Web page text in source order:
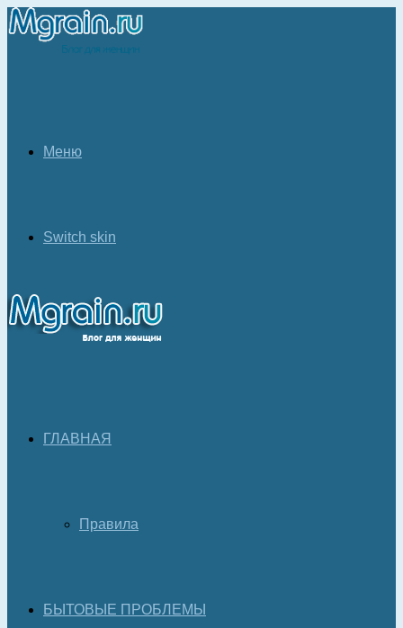
Меню
Switch skin
ГЛАВНАЯ
Правила
БЫТОВЫЕ ПРОБЛЕМЫ